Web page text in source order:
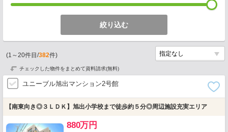
絞り込む
(1 ～20件目/382件)
チェックした物件をまとめて資料請求(無料)
ユニーブル旭出マンション2号館
【南東向き◎３ＬＤＫ】旭出小学校まで徒歩約５分◎周辺施設充実エリア
880万円